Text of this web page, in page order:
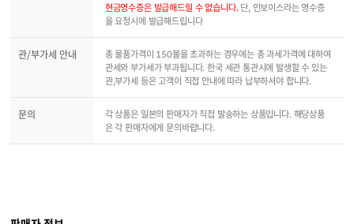
현금영수증은 발급해드릴 수 없습니다.단, 인보이스라는 영수증
을 요청시에 발급해드립니다
관/부가세 안내
총 물품가격이 150불을 초과하는 경우에는 총 과세가격에 대하여
관세와 부가세가 부과됩니다. 한국 세관 통관시에 발생할 수 있는
관,부가세 등은 고객이 직접 안내에 따라 납부하셔야 합니다.
문의
각 상품은 일본의 판매자가 직접 발송하는 상품입니다. 해당상품
은 각 판매자에게 문의바랍니다.